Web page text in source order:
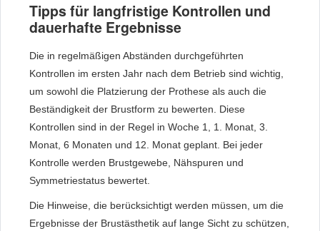
Tipps für langfristige Kontrollen und
dauerhafte Ergebnisse
Die in regelmäßigen Abständen durchgeführten
Kontrollen im ersten Jahr nach dem Betrieb sind wichtig,
um sowohl die Platzierung der Prothese als auch die
Beständigkeit der Brustform zu bewerten. Diese
Kontrollen sind in der Regel in Woche 1, 1. Monat, 3.
Monat, 6 Monaten und 12. Monat geplant. Bei jeder
Kontrolle werden Brustgewebe, Nähspuren und
Symmetriestatus bewertet.
Die Hinweise, die berücksichtigt werden müssen, um die
Ergebnisse der Brustästhetik auf lange Sicht zu schützen,